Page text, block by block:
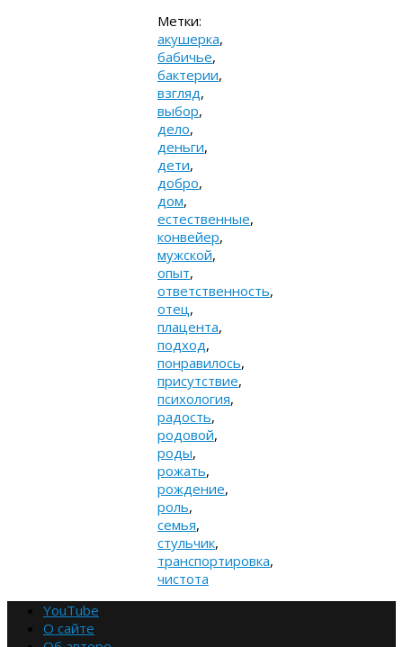
Метки:
акушерка,
бабичье,
бактерии,
взгляд,
выбор,
дело,
деньги,
дети,
добро,
дом,
естественные,
конвейер,
мужской,
опыт,
ответственность,
отец,
плацента,
подход,
понравилось,
присутствие,
психология,
радость,
родовой,
роды,
рожать,
рождение,
роль,
семья,
стульчик,
транспортировка,
чистота
YouTube
О сайте